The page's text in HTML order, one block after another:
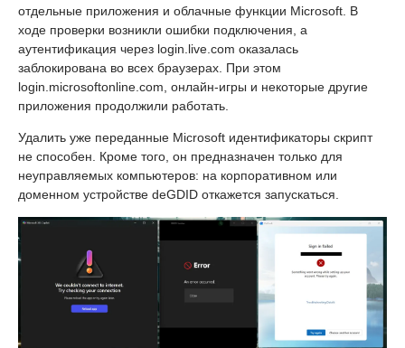
отдельные приложения и облачные функции Microsoft. В
ходе проверки возникли ошибки подключения, а
аутентификация через login.live.com оказалась
заблокирована во всех браузерах. При этом
login.microsoftonline.com, онлайн-игры и некоторые другие
приложения продолжили работать.
Удалить уже переданные Microsoft идентификаторы скрипт
не способен. Кроме того, он предназначен только для
неуправляемых компьютеров: на корпоративном или
доменном устройстве deGDID откажется запускаться.